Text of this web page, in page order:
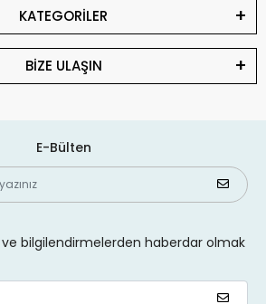
KATEGORİLER
BİZE ULAŞIN
E-Bülten
bilgilendirmelerden haberdar olmak